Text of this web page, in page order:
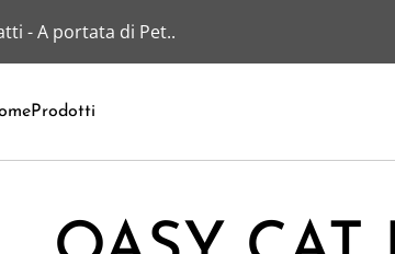
- A portata di Pet..
Prodotti